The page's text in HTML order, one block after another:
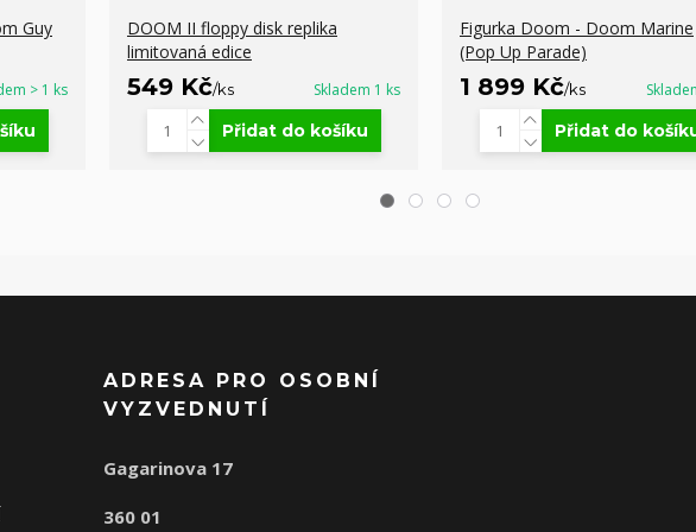
Guy
> 1 ks
DOOM II floppy disk replika
limitovaná edice
549 Kč/ks Skladem 1 ks
Přidat do košíku
Figurka Doom - Doom Marine
(Pop Up Parade)
1 899 Kč/ks
Přidat do
ADRESA PRO OSOBNÍ
VYZVEDNUTÍ
Gagarinova 17
360 01